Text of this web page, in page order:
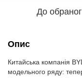
До
Опис
Китайська компанія
модельного ряду: